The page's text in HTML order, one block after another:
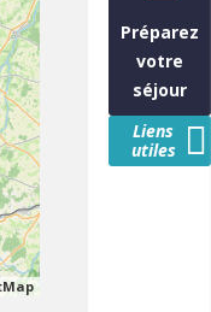
Préparez
votre
séjour
Liens
utiles